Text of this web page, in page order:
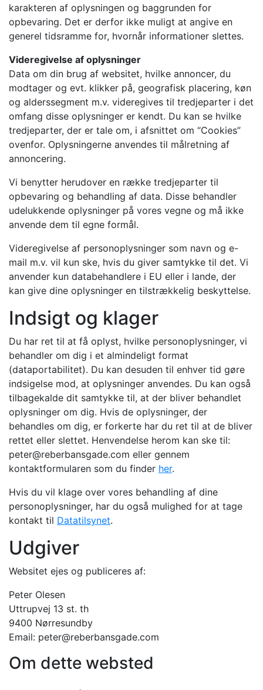
karakteren af oplysningen og baggrunden for
opbevaring. Det er derfor ikke muligt at angive en
generel tidsramme for, hvornår informationer slettes.
Videregivelse af oplysninger
Data om din brug af websitet, hvilke annoncer, du
modtager og evt. klikker på, geografisk placering, køn
og alderssegment m.v. videregives til tredjeparter i det
omfang disse oplysninger er kendt. Du kan se hvilke
tredjeparter, der er tale om, i afsnittet om “Cookies”
ovenfor. Oplysningerne anvendes til målretning af
annoncering.
Vi benytter herudover en række tredjeparter til
opbevaring og behandling af data. Disse behandler
udelukkende oplysninger på vores vegne og må ikke
anvende dem til egne formål.
Videregivelse af personoplysninger som navn og e-
mail m.v. vil kun ske, hvis du giver samtykke til det. Vi
anvender kun databehandlere i EU eller i lande, der
kan give dine oplysninger en tilstrækkelig beskyttelse.
Indsigt og klager
Du har ret til at få oplyst, hvilke personoplysninger, vi
behandler om dig i et almindeligt format
(dataportabilitet). Du kan desuden til enhver tid gøre
indsigelse mod, at oplysninger anvendes. Du kan også
tilbagekalde dit samtykke til, at der bliver behandlet
oplysninger om dig. Hvis de oplysninger, der
behandles om dig, er forkerte har du ret til at de bliver
rettet eller slettet. Henvendelse herom kan ske til:
peter@reberbansgade.com eller gennem
kontaktformularen som du finder her.
Hvis du vil klage over vores behandling af dine
personoplysninger, har du også mulighed for at tage
kontakt til Datatilsynet.
Udgiver
Websitet ejes og publiceres af:
Peter Olesen
Uttrupvej 13 st. th
9400 Nørresundby
Email: peter@reberbansgade.com
Om dette websted